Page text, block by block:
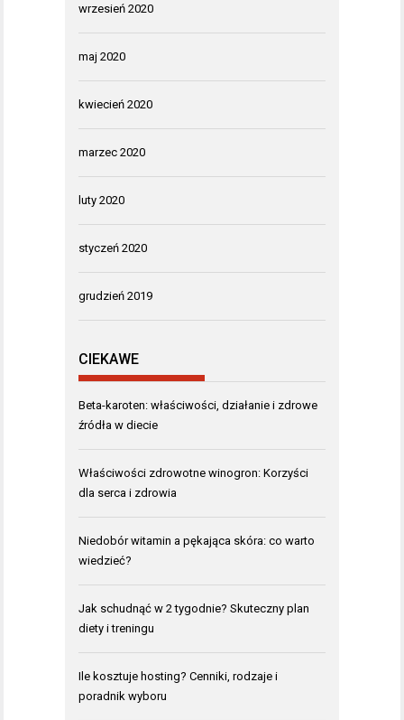
wrzesień 2020
maj 2020
kwiecień 2020
marzec 2020
luty 2020
styczeń 2020
grudzień 2019
CIEKAWE
Beta-karoten: właściwości, działanie i zdrowe
źródła w diecie
Właściwości zdrowotne winogron: Korzyści
dla serca i zdrowia
Niedobór witamin a pękająca skóra: co warto
wiedzieć?
Jak schudnąć w 2 tygodnie? Skuteczny plan
diety i treningu
Ile kosztuje hosting? Cenniki, rodzaje i
poradnik wyboru